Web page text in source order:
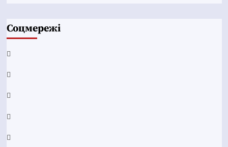
Соцмережі
Facebook
YouTube
Telegram
Instagram
Twitter